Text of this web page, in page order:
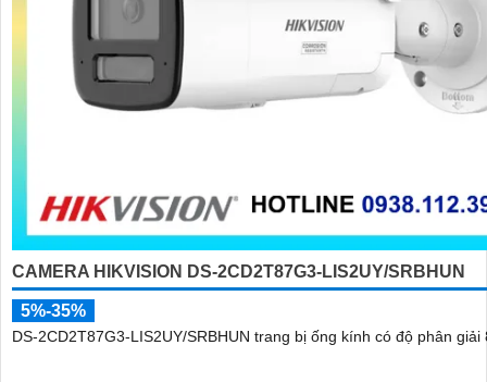
CAMERA HIKVISION DS-2CD2T87G3-LIS2UY/SRBHUN
5%-35%
DS-2CD2T87G3-LIS2UY/SRBHUN trang bị ống kính có độ phân giải